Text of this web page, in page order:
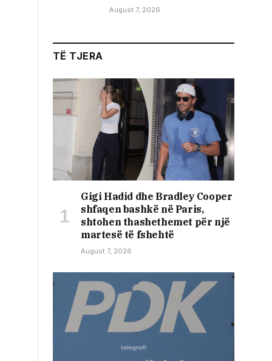
August 7, 2026
TË TJERA
Gigi Hadid dhe Bradley Cooper
shfaqen bashkë në Paris,
shtohen thashethemet për një
martesë të fshehtë
August 7, 2026